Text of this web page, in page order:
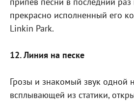
прекрасно исполненный его
Linkin Park.
12. Линия на песке
Грозы и знакомый звук одной
всплывающей из статики,